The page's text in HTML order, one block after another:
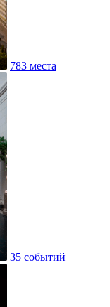
783 места
35 событий